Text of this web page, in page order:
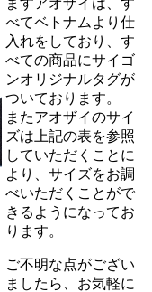
べてベトナムより仕
入れをしており、す
べての商品にサイゴ
ンオリジナルタグが
ついております。
またアオザイのサイ
ズは上記の表を参照
していただくことに
より、サイズをお調
べいただくことがで
きるようになってお
ります。
ご不明な点がござい
ましたら、お気軽に